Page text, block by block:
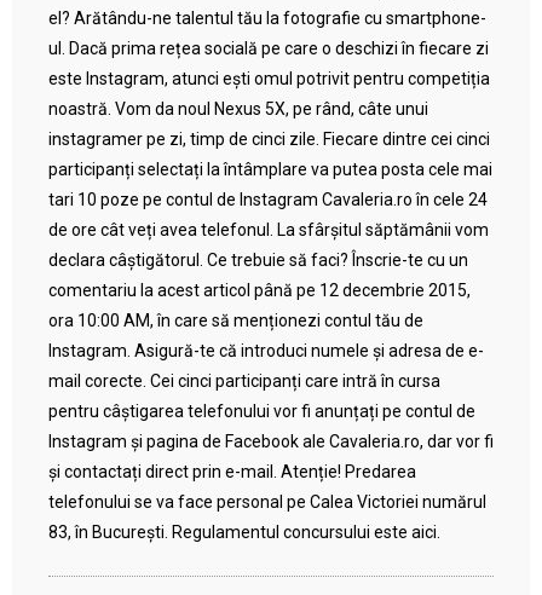
el? Arătându-ne talentul tău la fotografie cu smartphone-
ul. Dacă prima rețea socială pe care o deschizi în fiecare zi
este Instagram, atunci ești omul potrivit pentru competiția
noastră. Vom da noul Nexus 5X, pe rând, câte unui
instagramer pe zi, timp de cinci zile. Fiecare dintre cei cinci
participanți selectați la întâmplare va putea posta cele mai
tari 10 poze pe contul de Instagram Cavaleria.ro în cele 24
de ore cât veți avea telefonul. La sfârșitul săptămânii vom
declara câștigătorul. Ce trebuie să faci? Înscrie-te cu un
comentariu la acest articol până pe 12 decembrie 2015,
ora 10:00 AM, în care să menționezi contul tău de
Instagram. Asigură-te că introduci numele și adresa de e-
mail corecte. Cei cinci participanți care intră în cursa
pentru câștigarea telefonului vor fi anunțați pe contul de
Instagram și pagina de Facebook ale Cavaleria.ro, dar vor fi
și contactați direct prin e-mail. Atenție! Predarea
telefonului se va face personal pe Calea Victoriei numărul
83, în București. Regulamentul concursului este aici.